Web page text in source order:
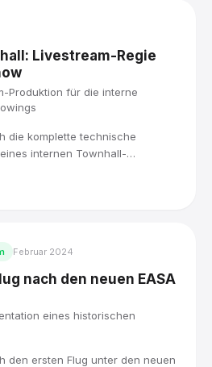
Livestream-Regie
Produktion für die interne
die komplette technische
internen Townhall-
und einem Blackmagic
Februar 2024
nach den neuen EASA
eines historischen
den ersten Flug unter den neuen